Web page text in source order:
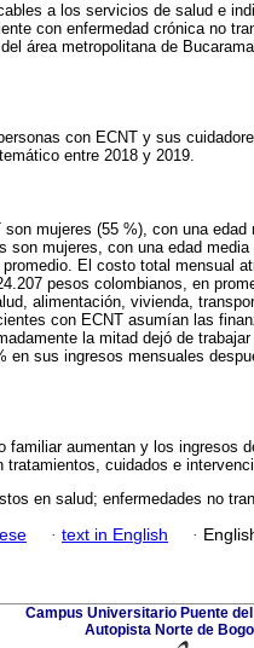
a los servicios de salud e
con enfermedad crónica no
área metropolitana de
con ECNT y sus
entre 2018 y 2019.
mujeres (55 %), con una edad
son mujeres, con una edad
El costo total mensual
pesos colombianos, en
alimentación, vivienda,
con ECNT asumían las
la mitad dejó de
en sus ingresos mensuales
familiar aumentan y los ingresos
cuidados e
en salud; enfermedades no
· text in English ·
Campus Universitario Puente
Autopista Norte de